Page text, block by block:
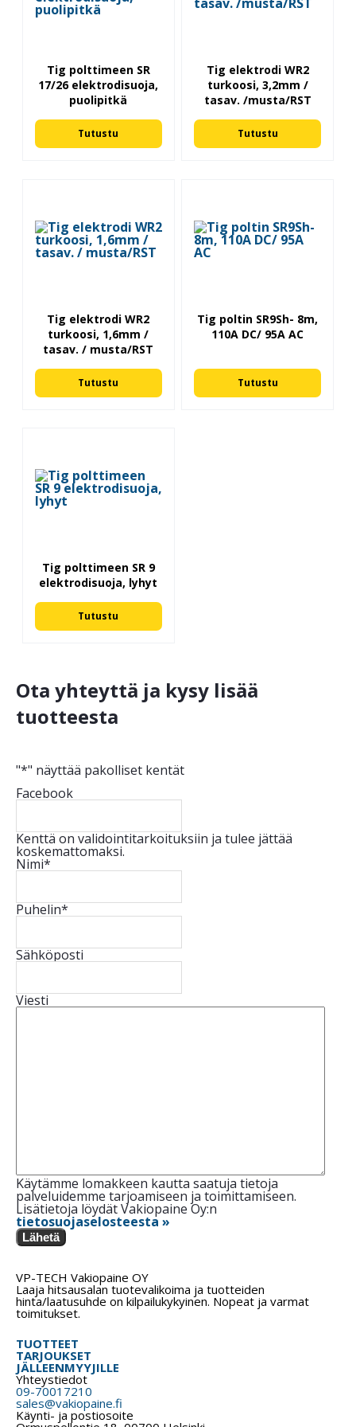
Tig polttimeen SR
17/26 elektrodisuoja,
puolipitkä
Tutustu
Tig elektrodi WR2
turkoosi, 3,2mm /
tasav. /musta/RST
Tutustu
Tig elektrodi WR2
turkoosi, 1,6mm /
tasav. / musta/RST
Tutustu
Tig poltin SR9Sh- 8m,
110A DC/ 95A AC
Tutustu
Tig polttimeen SR 9
elektrodisuoja, lyhyt
Tutustu
Ota yhteyttä ja kysy lisää
tuotteesta
"*" näyttää pakolliset kentät
Facebook
Kenttä on validointitarkoituksiin ja tulee jättää
koskemattomaksi.
Nimi*
Puhelin*
Sähköposti
Viesti
Käytämme lomakkeen kautta saatuja tietoja
palveluidemme tarjoamiseen ja toimittamiseen.
Lisätietoja löydät Vakiopaine Oy:n
tietosuojaselosteesta »
Lähetä
VP-TECH Vakiopaine OY
Laaja hitsausalan tuotevalikoima ja tuotteiden
hinta/laatusuhde on kilpailukykyinen. Nopeat ja varmat
toimitukset.
TUOTTEET
TARJOUKSET
JÄLLEENMYYJILLE
Yhteystiedot
09-70017210
sales@vakiopaine.fi
Käynti- ja postiosoite